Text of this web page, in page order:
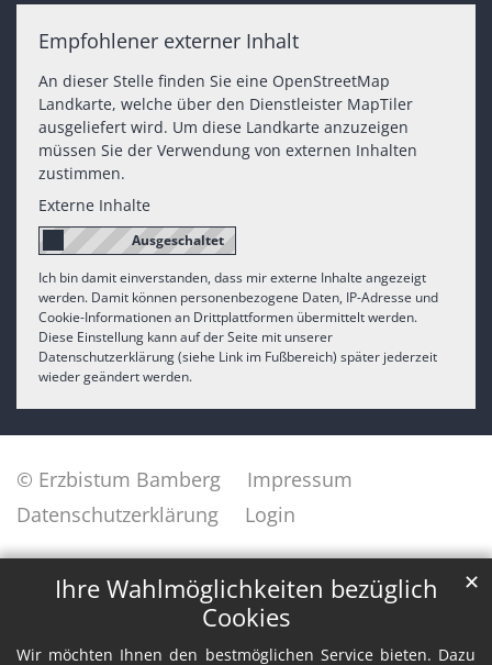
Ihre Wahlmöglichkeiten bezüglich
Cookies
Wir möchten Ihnen den bestmöglichen Service bieten. Dazu
✕
Empfohlener externer Inhalt
An dieser Stelle finden Sie eine OpenStreetMap
Landkarte, welche über den Dienstleister MapTiler
ausgeliefert wird. Um diese Landkarte anzuzeigen
müssen Sie der Verwendung von externen Inhalten
zustimmen.
Externe Inhalte
Ich bin damit einverstanden, dass mir externe Inhalte angezeigt
werden. Damit können personenbezogene Daten, IP-Adresse und
Cookie-Informationen an Drittplattformen übermittelt werden.
Diese Einstellung kann auf der Seite mit unserer
Datenschutzerklärung (siehe Link im Fußbereich) später jederzeit
wieder geändert werden.
© Erzbistum Bamberg
Impressum
Datenschutzerklärung
Login